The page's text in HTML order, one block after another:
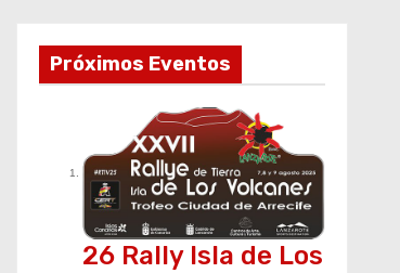
v
e
Próximos Eventos
26 Rally Isla de Los